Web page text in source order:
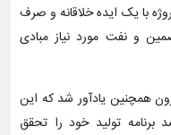
با یک ایده خلاقانه و صرف
را تضمین و نفت مورد نیاز مبادی
همچنین یادآور شد که این
اخیر همواره 100 درصد برنامه تولید خود را تحقق